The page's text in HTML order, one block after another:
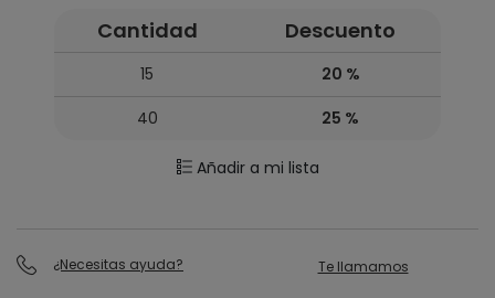
Cantidad Descuento
15
20 %
40
25 %
Añadir a mi lista
¿Necesitas ayuda? Te llamamos